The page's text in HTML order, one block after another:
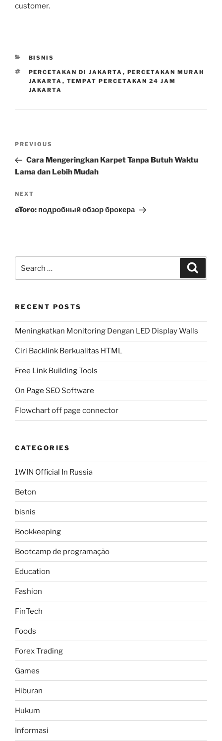
customer.
CATEGORIES
BISNIS
TAGS
PERCETAKAN DI JAKARTA , PERCETAKAN MURAH
JAKARTA , TEMPAT PERCETAKAN 24 JAM
JAKARTA
Previous
Post
PREVIOUS
Cara Mengeringkan Karpet Tanpa Butuh Waktu
Lama dan Lebih Mudah
Next
Post
NEXT
eToro: подробный обзор брокера
RECENT POSTS
Meningkatkan Monitoring Dengan LED Display Walls
Ciri Backlink Berkualitas HTML
Free Link Building Tools
On Page SEO Software
Flowchart off page connector
CATEGORIES
1WIN Official In Russia
Beton
bisnis
Bookkeeping
Bootcamp de programação
Education
Fashion
FinTech
Foods
Forex Trading
Games
Hiburan
Hukum
Informasi